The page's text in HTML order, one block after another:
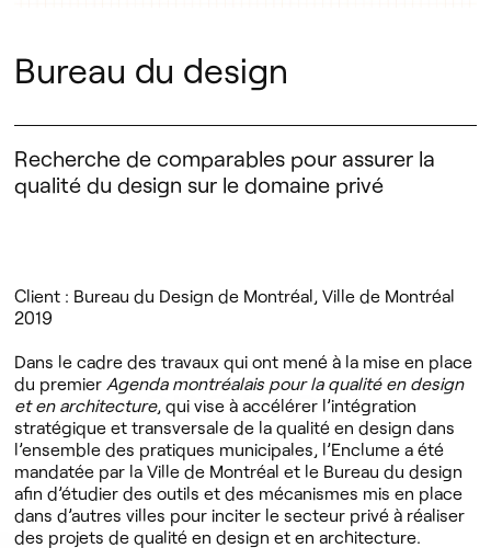
Bureau du design
Recherche de comparables pour assurer la
qualité du design sur le domaine privé
Client : Bureau du Design de Montréal, Ville de Montréal
2019
Dans le cadre des travaux qui ont mené à la mise en place
du premier Agenda montréalais pour la qualité en design
et en architecture, qui vise à accélérer l’intégration
stratégique et transversale de la qualité en design dans
l’ensemble des pratiques municipales, l’Enclume a été
mandatée par la Ville de Montréal et le Bureau du design
afin d’étudier des outils et des mécanismes mis en place
dans d’autres villes pour inciter le secteur privé à réaliser
des projets de qualité en design et en architecture.